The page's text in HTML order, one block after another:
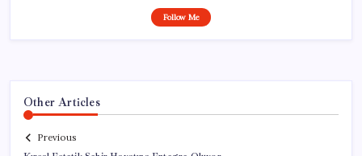
Follow Me
Other Articles
Previous